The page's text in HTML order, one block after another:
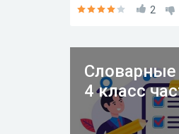
2
Словарные
4 класс